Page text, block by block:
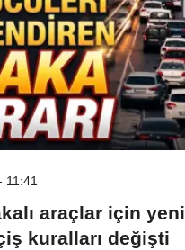
11:41
araçlar için yeni
kuralları değişti